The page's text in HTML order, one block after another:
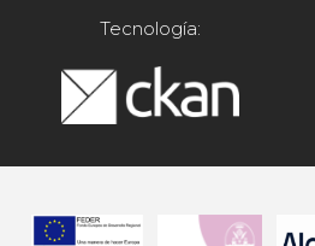
Tecnología: